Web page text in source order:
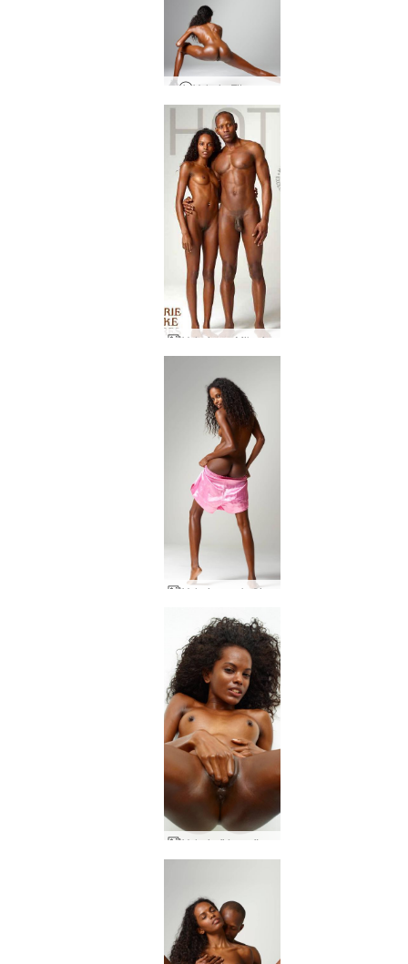
Valerie Fitness
Valerie og Mike fígúrur